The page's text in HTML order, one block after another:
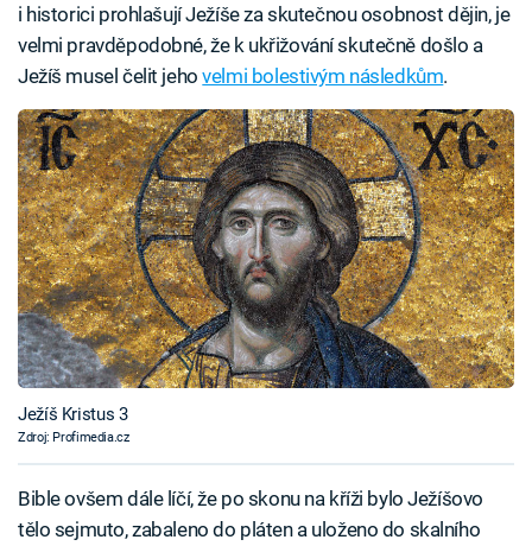
i historici prohlašují Ježíše za skutečnou osobnost dějin, je
velmi pravděpodobné, že k ukřižování skutečně došlo a
Ježíš musel čelit jehovelmi bolestivým následkům.
Ježíš Kristus 3
Zdroj: Profimedia.cz
Bible ovšem dále líčí, že po skonu na kříži bylo Ježíšovo
tělo sejmuto, zabaleno do pláten a uloženo do skalního